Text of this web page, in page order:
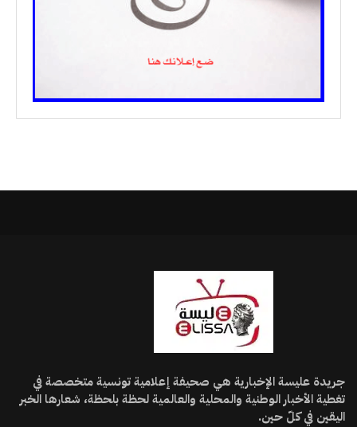
جريدة عليسة الإخبارية هي صحيفة إعلامية تونسية متخصصة في
تغطية الأخبار الوطنية والمحلية والعالمية لحظة بلحظة، شعارها الخبر
اليقين في كلّ حين.